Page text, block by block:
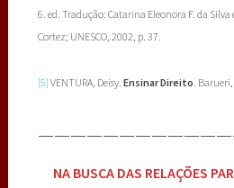
6. ed. Tradução: Catarina Eleonora F. da Silva
Cortez; UNESCO, 2002, p. 37.
[5] VENTURA, Deisy. Ensinar Direito .
NA BUSCA DAS RELAÇÕES